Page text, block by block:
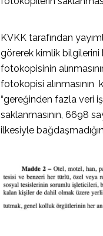
KVKK tarafından
görerek kimlik bilgilerini
fotokopisinin
fotokopisi alınmasının
“gereğinden fazla veri
saklanmasının, 6698
ilkesiyle